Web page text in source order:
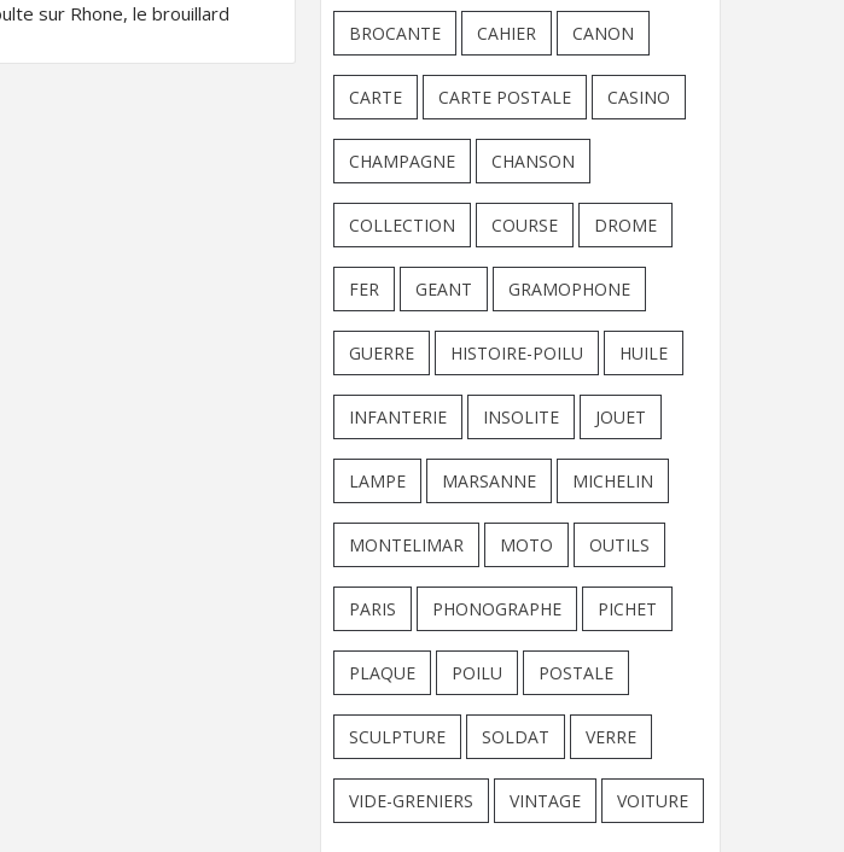
sur Rhone, le brouillard
BROCANTE CAHIER CANON
CARTE CARTE POSTALE CASINO
CHAMPAGNE CHANSON
COLLECTION COURSE DROME
FER GEANT GRAMOPHONE
GUERRE HISTOIRE-POILU HUILE
INFANTERIE INSOLITE JOUET
LAMPE MARSANNE MICHELIN
MONTELIMAR MOTO OUTILS
PARIS PHONOGRAPHE PICHET
PLAQUE POILU POSTALE
SCULPTURE SOLDAT VERRE
VIDE-GRENIERS VINTAGE VOITURE